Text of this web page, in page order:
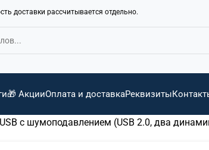
доставки рассчитывается отдельно.
🎁 АкцииОплата и доставкаРеквизиты
с шумоподавлением (USB 2.0, два